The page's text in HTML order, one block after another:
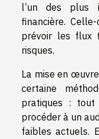
l’un des plus
financière.
prévoir les flux
risques.
La mise en
certaine
pratiques : tout
procéder à un
faibles actuels.